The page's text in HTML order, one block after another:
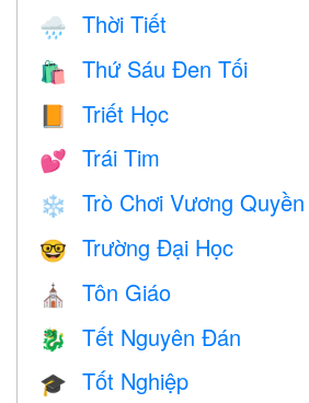
🌧 Thời Tiết
🛍 Thứ Sáu Đen Tối
Triết Học
💕 Trái Tim
❄️ Trò Chơi Vương Quyền
🤓 Trường Đại Học
⛪️ Tôn Giáo
🐉 Tết Nguyên Đán
🎓 Tốt Nghiệp